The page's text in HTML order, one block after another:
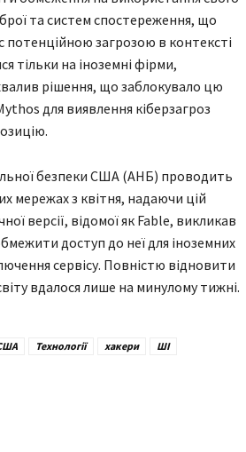
та систем спостереження, що
загрозою в контексті
тільки на іноземні фірми,
рішення, що заблокувало цю
для виявлення кіберзагроз
безпеки США (АНБ) проводить
мережах з квітня, надаючи цій
версії, відомої як Fable, викликав
доступ до неї для іноземних
сервісу. Повністю відновити
вдалося лише на минулому тижні.
Технології хакери ШІ